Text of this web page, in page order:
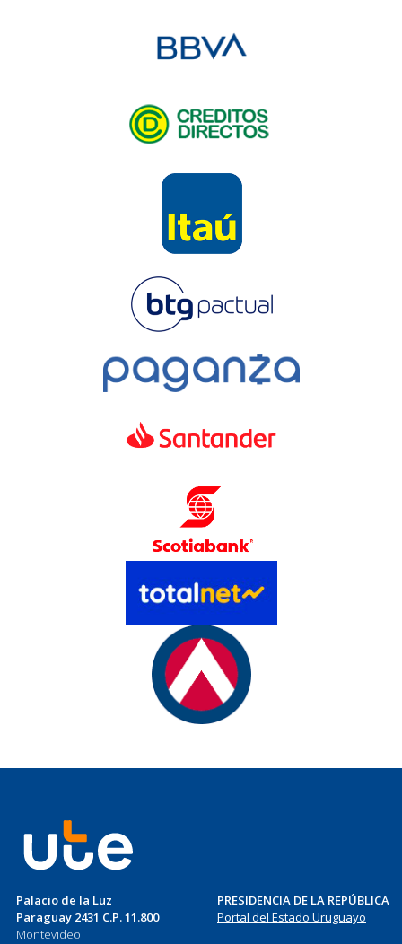
Palacio de la Luz
Paraguay 2431 C.P. 11.800
Montevideo
PRESIDENCIA DE LA REPÚBLICA
Portal del Estado Uruguayo